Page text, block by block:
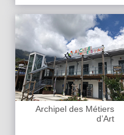
Archipel des Métiers
d’Art